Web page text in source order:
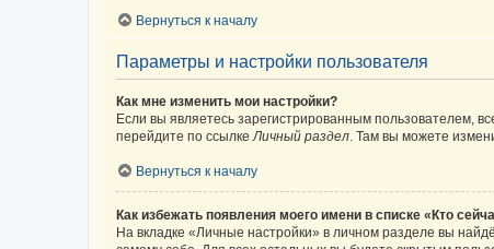
Вернуться к началу
Параметры и настройки пользователя
Как мне изменить мои настройки?
Если вы являетесь зарегистрированным пользователем,
перейдите по ссылкеЛичный раздел. Там вы можете
Вернуться к началу
Как избежать появления моего имени в списке «Кто
На вкладке «Личные настройки» в личном разделе вы